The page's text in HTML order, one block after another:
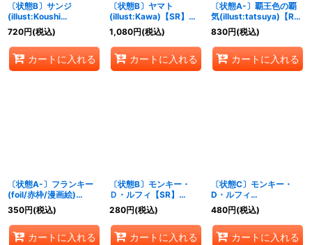
〔状態B〕サンジ
(illust:Koushi
Rokushiro)【C】
{ST21-003}
720円(税込)
カートに入れる
〔状態B〕ヤマト
(illust:Kawa)【SR】
{EB02-006}
1,080円(税込)
カートに入れる
〔状態A-〕覇王色の覇
気(illust:tatsuya)【R】
{OP12-018}
830円(税込)
カートに入れる
〔状態A-〕フランキー
(foil/赤枠/漫画絵)
【UC】{OP01-021}
350円(税込)
カートに入れる
〔状態B〕モンキー・
Ｄ・ルフィ【SR】
{OP14-013}
280円(税込)
カートに入れる
〔状態C〕モンキー・
D・ルフィ
(illust:tasaka)【P】{P-
001}
480円(税込)
カートに入れる